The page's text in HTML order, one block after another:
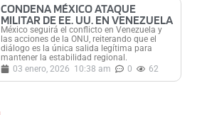
CONDENA MÉXICO ATAQUE
MILITAR DE EE. UU. EN VENEZUELA
México seguirá el conflicto en Venezuela y
las acciones de la ONU, reiterando que el
diálogo es la única salida legítima para
mantener la estabilidad regional.
03 enero, 2026 10:38 am 0 62